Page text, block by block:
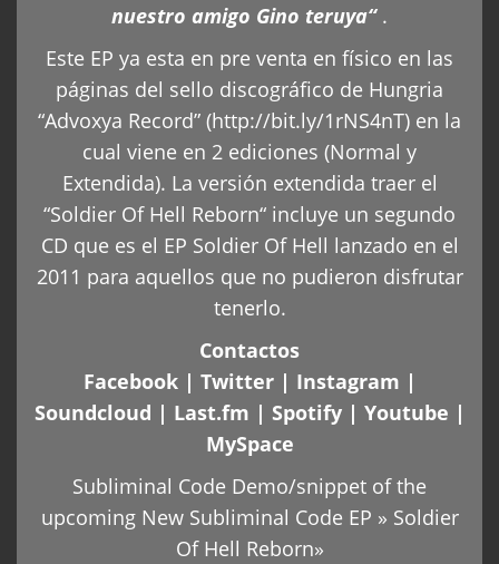
nuestro amigo Gino teruya“.
Este EP ya esta en pre venta en físico en las
páginas del sello discográfico de Hungria
“Advoxya Record” (http://bit.ly/1rNS4nT) en la
cual viene en 2 ediciones (Normal y
Extendida). La versión extendida traer el
“Soldier Of Hell Reborn“ incluye un segundo
CD que es el EP Soldier Of Hell lanzado en el
2011 para aquellos que no pudieron disfrutar
tenerlo.
Contactos
Facebook| Twitter| Instagram |
Soundcloud | Last.fm | Spotify| Youtube |
MySpace
Subliminal Code Demo/snippet of the
upcoming New Subliminal Code EP » Soldier
Of Hell Reborn»